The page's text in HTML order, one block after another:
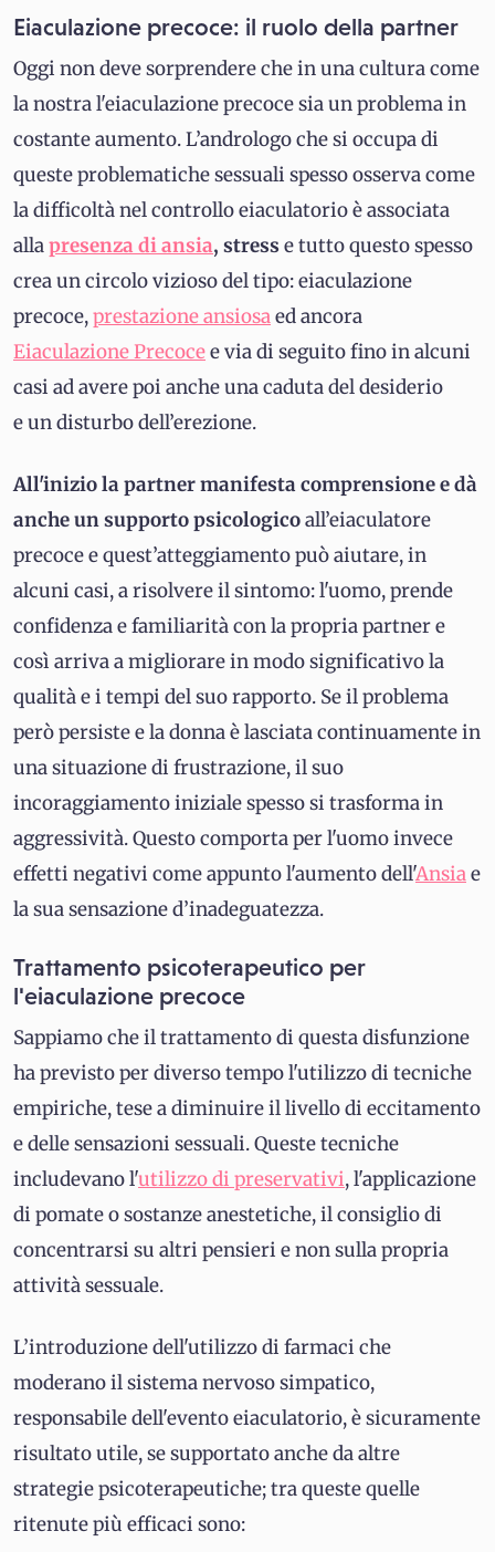
Eiaculazione precoce: il ruolo della partner
Oggi non deve sorprendere che in una cultura come
la nostra l'eiaculazione precoce sia un problema in
costante aumento. L’andrologo che si occupa di
queste problematiche sessuali spesso osserva come
la difficoltà nel controllo eiaculatorio è associata
allapresenza di ansia, stress e tutto questo spesso
crea un circolo vizioso del tipo: eiaculazione
precoce,prestazione ansiosaed ancora
Eiaculazione Precocee via di seguito fino in alcuni
casi ad avere poi anche una caduta del desiderio
e un disturbo dell’erezione.
All'inizio la partner manifesta comprensione e dà
anche un supporto psicologicoall’eiaculatore
precoce e quest’atteggiamento può aiutare, in
alcuni casi, a risolvere il sintomo: l'uomo, prende
confidenza e familiarità con la propria partner e
così arriva a migliorare in modo significativo la
qualità e i tempi del suo rapporto. Se il problema
però persiste e la donna è lasciata continuamente in
una situazione di frustrazione, il suo
incoraggiamento iniziale spesso si trasforma in
aggressività. Questo comporta per l'uomo invece
effetti negativi come appunto l'aumento dell'Ansiae
la sua sensazione d’inadeguatezza.
Trattamento psicoterapeutico per
l'eiaculazione precoce
Sappiamo che il trattamento di questa disfunzione
ha previsto per diverso tempo l'utilizzo di tecniche
empiriche, tese a diminuire il livello di eccitamento
e delle sensazioni sessuali. Queste tecniche
includevano l'utilizzo di preservativi, l'applicazione
di pomate o sostanze anestetiche, il consiglio di
concentrarsi su altri pensieri e non sulla propria
attività sessuale.
L’introduzione dell'utilizzo di farmaci che
moderano il sistema nervoso simpatico,
responsabile dell'evento eiaculatorio, è sicuramente
risultato utile, se supportato anche da altre
strategie psicoterapeutiche; tra queste quelle
ritenute più efficaci sono: